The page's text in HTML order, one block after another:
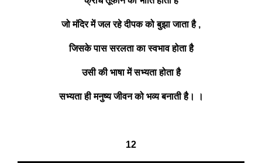
जो मंदिर में जल रहे दीपक को बुझा जाता है ,
जिसके पास सरलता का स्वभाव होता है
उसी की भाषा में सभ्यता होता है
सभ्यता ही मनुष्य जीवन को भव्य बनाती है। ।
12